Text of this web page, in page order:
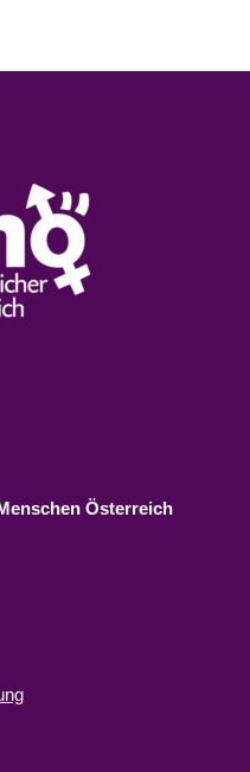
Österreich